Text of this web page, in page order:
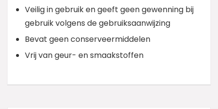
Veilig in gebruik en geeft geen gewenning bij
gebruik volgens de gebruiksaanwijzing
Bevat geen conserveermiddelen
Vrij van geur- en smaakstoffen